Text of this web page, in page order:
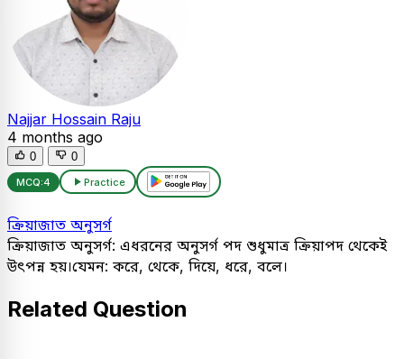
Najjar Hossain Raju
4 months ago
0 0
MCQ:4 Practice
ক্রিয়াজাত অনুসর্গ
ক্রিয়াজাত অনুসর্গ: এধরনের অনুসর্গ পদ শুধুমাত্র ক্রিয়াপদ থেকেই
উৎপন্ন হয়।যেমন: করে, থেকে, দিয়ে, ধরে, বলে।
Related Question